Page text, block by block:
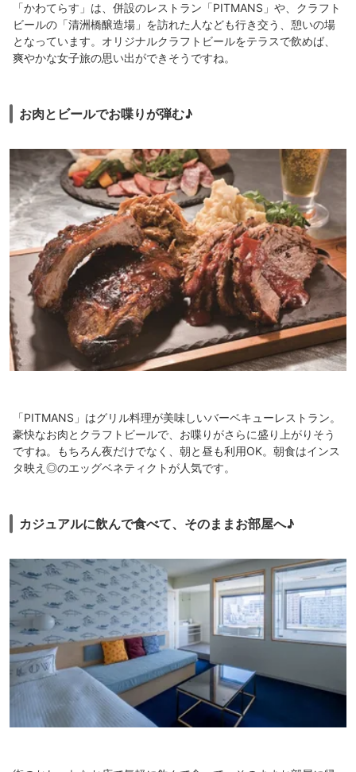
「かわてらす」は、併設のレストラン「PITMANS」や、クラフト
ビールの「清洲橋醸造場」を訪れた人なども行き交う、憩いの場
となっています。オリジナルクラフトビールをテラスで飲めば、
爽やかな女子旅の思い出ができそうですね。
お肉とビールでお喋りが弾む♪
「PITMANS」はグリル料理が美味しいバーベキューレストラン。
豪快なお肉とクラフトビールで、お喋りがさらに盛り上がりそう
ですね。もちろん夜だけでなく、朝と昼も利用OK。朝食はインス
タ映え◎のエッグベネティクトが人気です。
カジュアルに飲んで食べて、そのままお部屋へ♪